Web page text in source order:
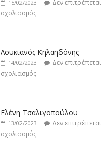
19/02/2023
Δεν επιτρέπεται
σχολιασμός
14/02/2023
Δεν επιτρέπεται
σχολιασμός
Ελένη Τσαλιγοπούλου
13/02/2023
Δεν επιτρέπεται
σχολιασμός
Αγγέλω Σφέτσου
09/02/2023
Δεν επιτρέπεται
σχολιασμός